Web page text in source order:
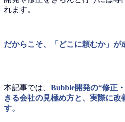
れます。
だからこそ、「どこに頼むか」が
本記事では、 Bubble開発の“修正
きる会社の見極め方と、実際に改
す。